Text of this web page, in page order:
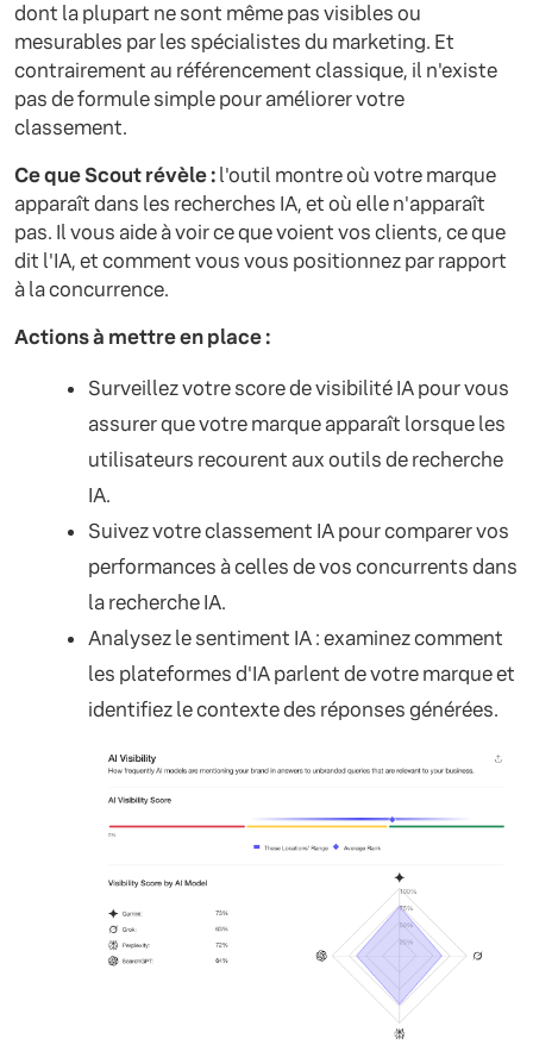
dont la plupart ne sont même pas visibles ou
mesurables par les spécialistes du marketing. Et
contrairement au référencement classique, il n'existe
pas de formule simple pour améliorer votre
classement.
Ce que Scout révèle :l'outil montre où votre marque
apparaît dans les recherches IA, et où elle n'apparaît
pas. Il vous aide à voir ce que voient vos clients, ce que
dit l'IA, et comment vous vous positionnez par rapport
à la concurrence.
Actions à mettre en place :
Surveillez votre score de visibilité IA pour vous
assurer que votre marque apparaît lorsque les
utilisateurs recourent aux outils de recherche
IA.
Suivez votre classement IA pour comparer vos
performances à celles de vos concurrents dans
la recherche IA.
Analysez le sentiment IA : examinez comment
les plateformes d'IA parlent de votre marque et
identifiez le contexte des réponses générées.